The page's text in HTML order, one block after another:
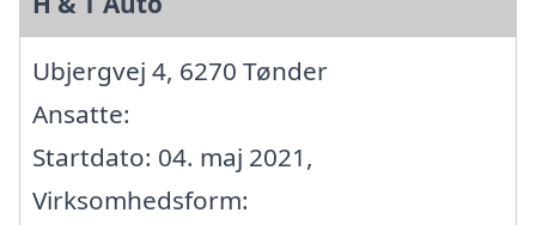
Ubjergvej 4, 6270 Tønder
Ansatte:
Startdato: 04. maj 2021,
Virksomhedsform: